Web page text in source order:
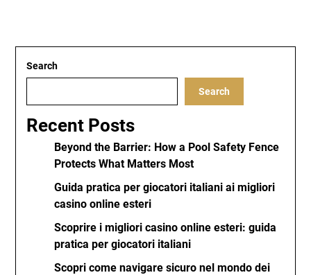
Search
Search
Recent Posts
Beyond the Barrier: How a Pool Safety Fence
Protects What Matters Most
Guida pratica per giocatori italiani ai migliori
casino online esteri
Scoprire i migliori casino online esteri: guida
pratica per giocatori italiani
Scopri come navigare sicuro nel mondo dei